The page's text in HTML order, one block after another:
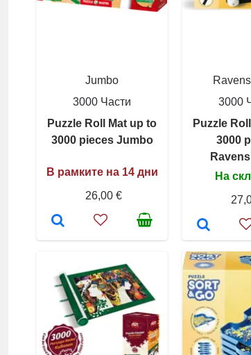
Jumbo
3000 Части
Puzzle Roll Mat up to
3000 pieces Jumbo
В рамките на 14 дни
26,00 €
3000
Puzzle
3000
На